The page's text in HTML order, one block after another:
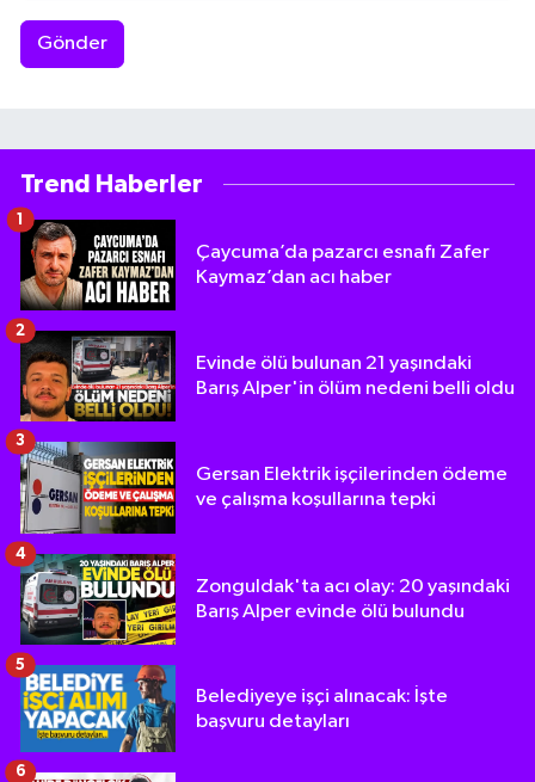
Gönder
Trend Haberler
Çaycuma’da pazarcı esnafı Zafer
Kaymaz’dan acı haber
1
Evinde ölü bulunan 21 yaşındaki
Barış Alper'in ölüm nedeni belli oldu
2
Gersan Elektrik işçilerinden ödeme
ve çalışma koşullarına tepki
3
Zonguldak'ta acı olay: 20 yaşındaki
Barış Alper evinde ölü bulundu
4
Belediyeye işçi alınacak: İşte
başvuru detayları
5
6